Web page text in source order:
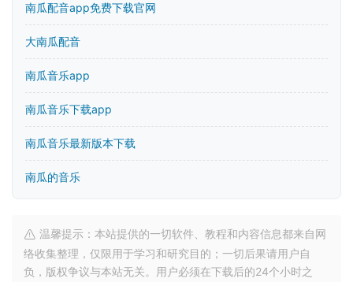
南瓜配音app免费下载官网
大南瓜配音
南瓜音乐app
南瓜音乐下载app
南瓜音乐最新版本下载
南瓜的音乐
温馨提示：本站提供的一切软件、教程和内容信息都来自网
络收集整理，仅限用于学习和研究目的；一切后果请用户自
负，版权争议与本站无关。用户必须在下载后的24个小时之